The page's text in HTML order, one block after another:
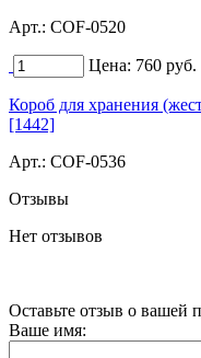
Арт.: COF-0520
Цена: 760 руб.
Короб для хранения
[1442]
Арт.: COF-0536
Отзывы
Нет отзывов
Оставьте отзыв о вашей
Ваше имя: